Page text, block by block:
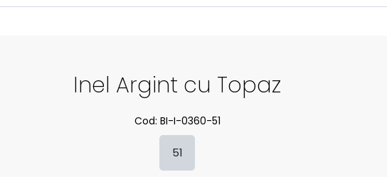
Inel Argint cu Topaz
Cod: BI-I-0360-51
51